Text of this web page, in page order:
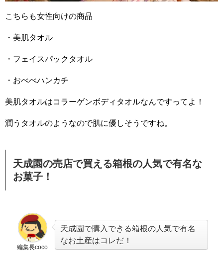
こちらも女性向けの商品
・美肌タオル
・フェイスパックタオル
・おべべハンカチ
美肌タオルはコラーゲンボディタオルなんですってよ！
潤うタオルのようなので肌に優しそうですね。
天成園の売店で買える箱根の人気で有名な
お菓子！
編集長coco
天成園で購入できる箱根の人気で有名
なお土産はコレだ！